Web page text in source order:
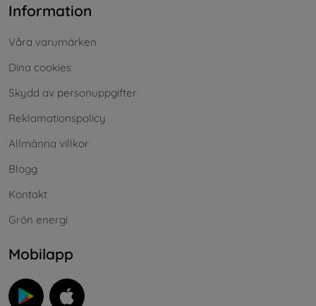
Information
Våra varumärken
Dina cookies
Skydd av personuppgifter
Reklamationspolicy
Allmänna villkor
Blogg
Kontakt
Grön energi
Mobilapp